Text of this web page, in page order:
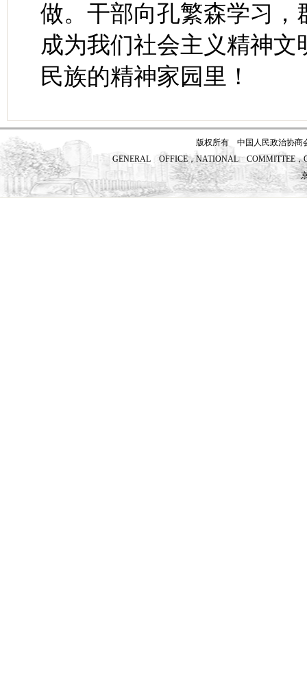
做。干部向孔繁森学习
成为我们社会主义精神
民族的精神家园里！
版权所有 中国人民政治协商
GENERAL OFFICE，NATIONAL COMMITTEE，